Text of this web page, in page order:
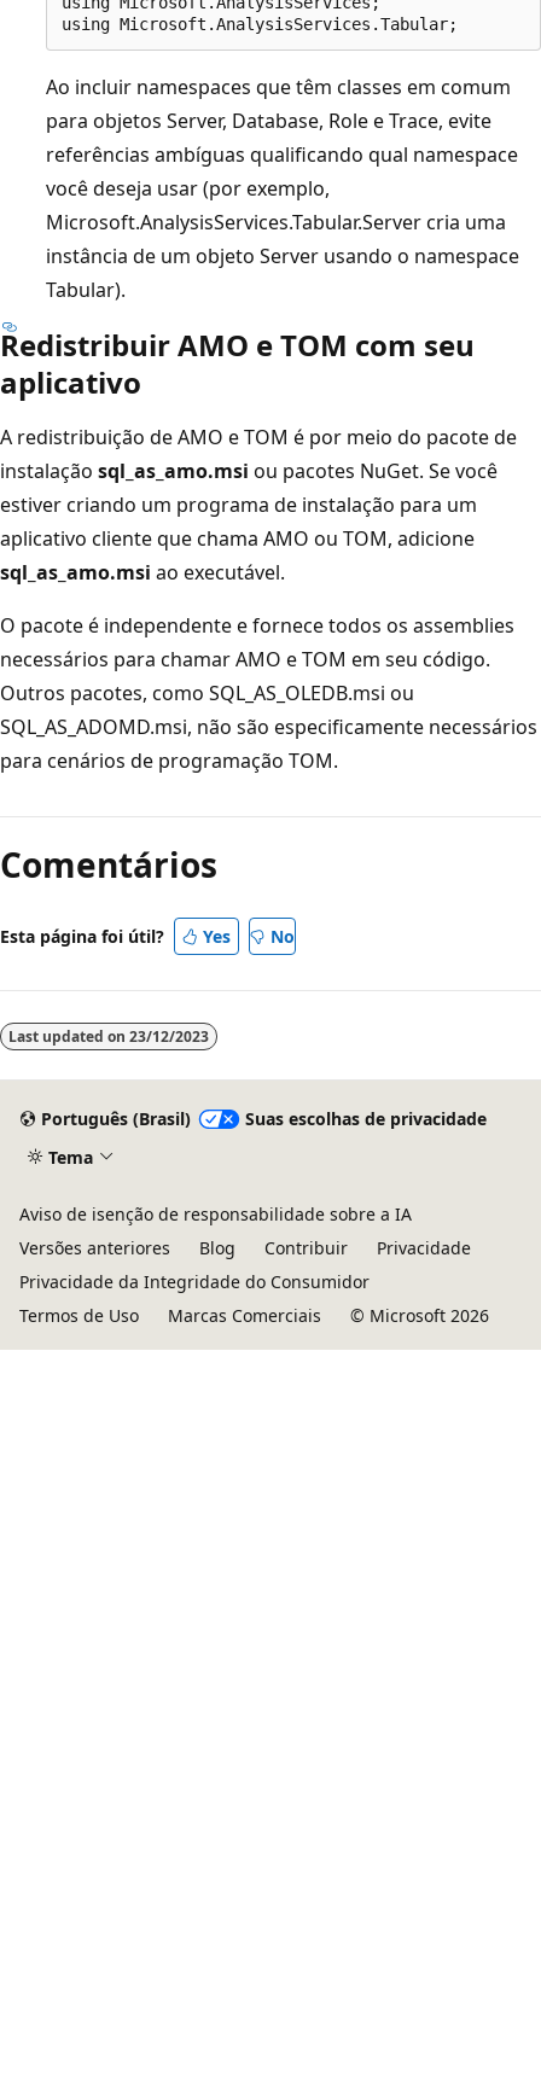
Ao incluir namespaces que têm classes em comum
para objetos Server, Database, Role e Trace, evite
referências ambíguas qualificando qual namespace
você deseja usar (por exemplo,
Microsoft.AnalysisServices.Tabular.Server cria uma
instância de um objeto Server usando o namespace
Tabular).
Redistribuir AMO e TOM com seu
aplicativo
A redistribuição de AMO e TOM é por meio do pacote de
instalação sql_as_amo.msi ou pacotes NuGet. Se você
estiver criando um programa de instalação para um
aplicativo cliente que chama AMO ou TOM, adicione
sql_as_amo.msi ao executável.
O pacote é independente e fornece todos os assemblies
necessários para chamar AMO e TOM em seu código.
Outros pacotes, como SQL_AS_OLEDB.msi ou
SQL_AS_ADOMD.msi, não são especificamente necessários
para cenários de programação TOM.
Comentários
Esta página foi útil? Yes No
Last updated on 23/12/2023
Português (Brasil)
Suas escolhas de privacidade
Tema
Aviso de isenção de responsabilidade sobre a IA
Versões anteriores
Blog Contribuir
Privacidade
Privacidade da Integridade do Consumidor
Termos de Uso
Marcas Comerciais © Microsoft 2026